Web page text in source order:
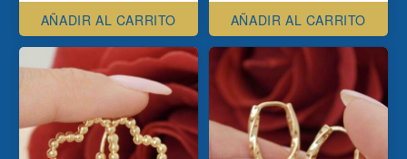
AÑADIR AL CARRITO AÑADIR AL CARRITO